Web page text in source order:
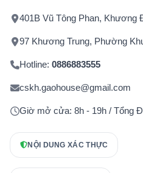
401B Vũ Tông Phan, Khương
97 Khương Trung, Phường
Hotline: 0886883555
cskh.gaohouse@gmail.com
Giờ mở cửa: 8h - 19h / Tổng
NỘI DUNG XÁC THỰC